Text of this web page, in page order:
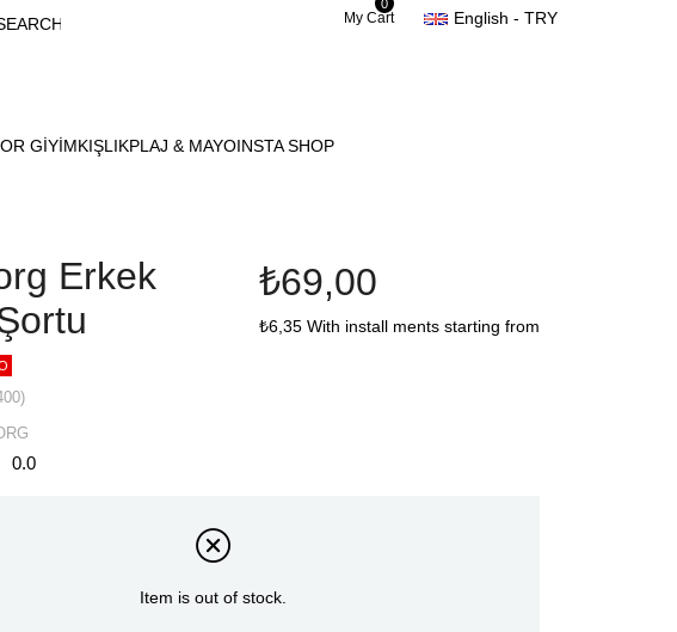
English - TRY
My Cart
0
GİYİMKIŞLIKPLAJ & MAYOINSTA SHOP
Erkek
₺69,00
₺6,35 With install ments starting from
0.0
Item is out of stock.